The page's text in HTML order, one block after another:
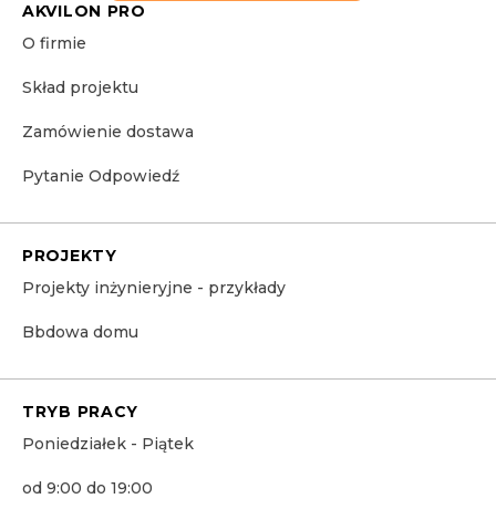
AKVILON PRO
O firmie
Skład projektu
Zamówienie dostawa
Pytanie Odpowiedź
PROJEKTY
Projekty inżynieryjne - przykłady
Bbdowa domu
TRYB PRACY
Poniedziałek - Piątek
od 9:00 do 19:00